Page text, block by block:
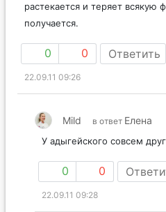
растекается и теряет всякую
получается.
0 0 Ответить
22.09.11 09:26
Mild в ответ Елена
У адыгейского совсем
0 0
22.09.11 09:28